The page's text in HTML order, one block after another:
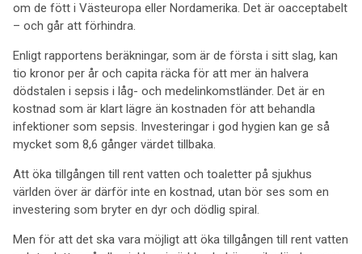
om de fött i Västeuropa eller Nordamerika. Det är oacceptabelt
– och går att förhindra.
Enligt rapportens beräkningar, som är de första i sitt slag, kan
tio kronor per år och capita räcka för att mer än halvera
dödstalen i sepsis i låg- och medelinkomstländer. Det är en
kostnad som är klart lägre än kostnaden för att behandla
infektioner som sepsis. Investeringar i god hygien kan ge så
mycket som 8,6 gånger värdet tillbaka.
Att öka tillgången till rent vatten och toaletter på sjukhus
världen över är därför inte en kostnad, utan bör ses som en
investering som bryter en dyr och dödlig spiral.
Men för att det ska vara möjligt att öka tillgången till rent vatten